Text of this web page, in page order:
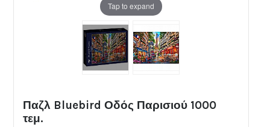
Tap to expand
Παζλ Bluebird Οδός Παρισιού 1000
τεμ.